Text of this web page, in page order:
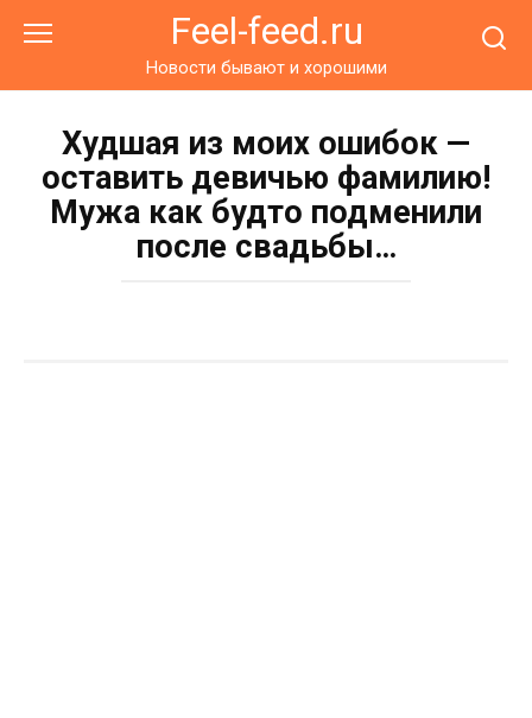
Feel-feed.ru
Новости бывают и хорошими
Худшая из моих ошибок —
оставить девичью фамилию!
Мужа как будто подменили
после свадьбы…